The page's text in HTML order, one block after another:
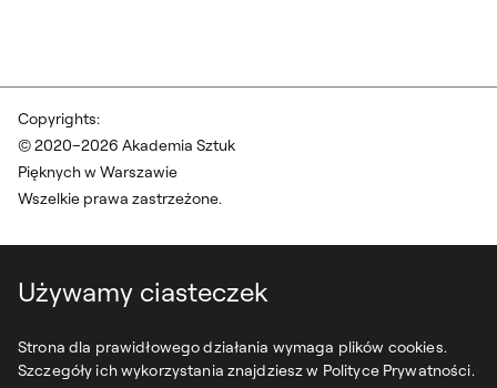
Używamy ciasteczek
Strona dla prawidłowego działania wymaga plików cookies.
Szczegóły ich wykorzystania znajdziesz w Polityce Prywatności.
Copyrights:
© 2020–2026 Akademia Sztuk
Pięknych w Warszawie
Wszelkie prawa zastrzeżone.